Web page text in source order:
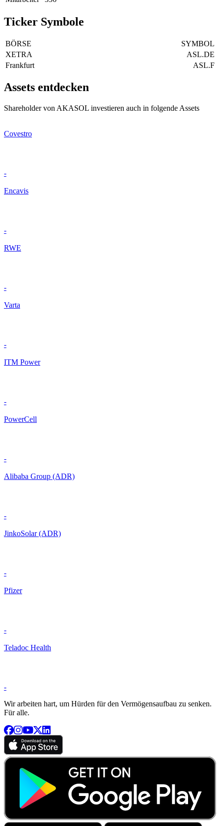
Ticker Symbole
BÖRSE
SYMBOL
XETRA
ASL.DE
Frankfurt
ASL.F
Assets entdecken
Shareholder von AKASOL investieren auch in folgende Assets
Covestro
-
Encavis
-
RWE
-
Varta
-
ITM Power
-
PowerCell
-
Alibaba Group (ADR)
-
JinkoSolar (ADR)
-
Pfizer
-
Teladoc Health
-
Wir arbeiten hart, um Hürden für den Vermögensaufbau zu senken.
Für alle.